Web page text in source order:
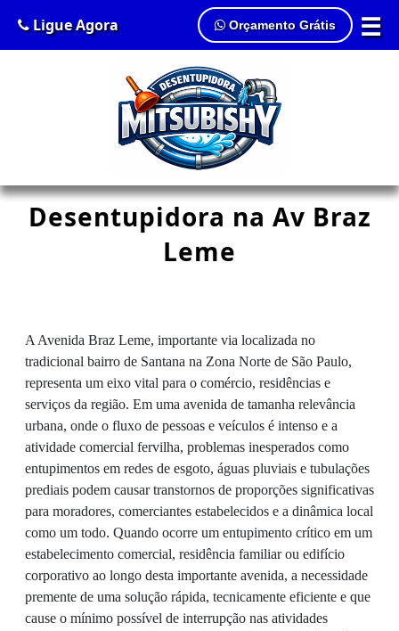
☰
Ligue Agora Orçamento Grátis
Desentupidora na Av Braz
Leme
A Avenida Braz Leme, importante via localizada no
tradicional bairro de Santana na Zona Norte de São Paulo,
representa um eixo vital para o comércio, residências e
serviços da região. Em uma avenida de tamanha relevância
urbana, onde o fluxo de pessoas e veículos é intenso e a
atividade comercial fervilha, problemas inesperados como
entupimentos em redes de esgoto, águas pluviais e tubulações
prediais podem causar transtornos de proporções significativas
para moradores, comerciantes estabelecidos e a dinâmica local
como um todo. Quando ocorre um entupimento crítico em um
estabelecimento comercial, residência familiar ou edifício
corporativo ao longo desta importante avenida, a necessidade
premente de uma solução rápida, tecnicamente eficiente e que
cause o mínimo possível de interrupção nas atividades